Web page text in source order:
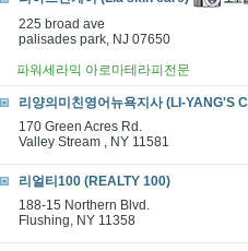
225 broad ave
palisades park, NJ 07650
파워세라믹 아로마테라피전문
리양의미친영어뉴욕지사 (LI-YANG'S
170 Green Acres Rd.
Valley Stream , NY 11581
리얼티100 (REALTY 100)
188-15 Northern Blvd.
Flushing, NY 11358